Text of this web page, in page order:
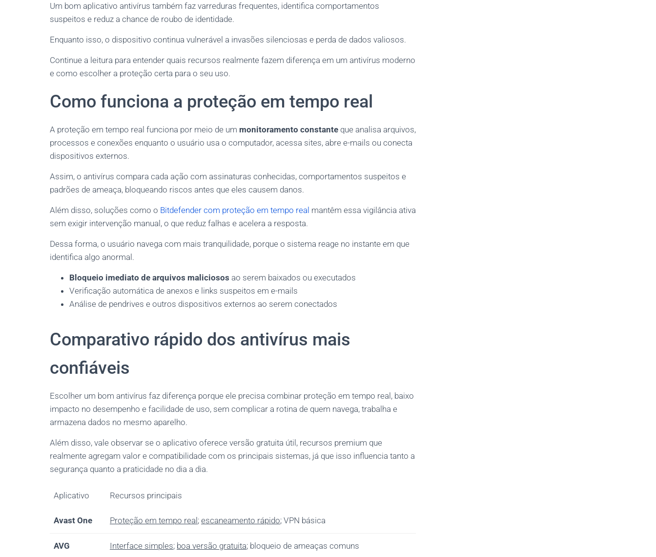
Um bom aplicativo antivírus também faz varreduras frequentes, identifica comportamentos
suspeitos e reduz a chance de roubo de identidade.
Enquanto isso, o dispositivo continua vulnerável a invasões silenciosas e perda de dados valiosos.
Continue a leitura para entender quais recursos realmente fazem diferença em um antivírus moderno
e como escolher a proteção certa para o seu uso.
Como funciona a proteção em tempo real
A proteção em tempo real funciona por meio de um monitoramento constante que analisa arquivos,
processos e conexões enquanto o usuário usa o computador, acessa sites, abre e-mails ou conecta
dispositivos externos.
Assim, o antivírus compara cada ação com assinaturas conhecidas, comportamentos suspeitos e
padrões de ameaça, bloqueando riscos antes que eles causem danos.
Além disso, soluções como o Bitdefender com proteção em tempo real mantêm essa vigilância ativa
sem exigir intervenção manual, o que reduz falhas e acelera a resposta.
Dessa forma, o usuário navega com mais tranquilidade, porque o sistema reage no instante em que
identifica algo anormal.
Bloqueio imediato de arquivos maliciosos ao serem baixados ou executados
Verificação automática de anexos e links suspeitos em e-mails
Análise de pendrives e outros dispositivos externos ao serem conectados
Comparativo rápido dos antivírus mais
confiáveis
Escolher um bom antivírus faz diferença porque ele precisa combinar proteção em tempo real, baixo
impacto no desempenho e facilidade de uso, sem complicar a rotina de quem navega, trabalha e
armazena dados no mesmo aparelho.
Além disso, vale observar se o aplicativo oferece versão gratuita útil, recursos premium que
realmente agregam valor e compatibilidade com os principais sistemas, já que isso influencia tanto a
segurança quanto a praticidade no dia a dia.
Aplicativo Recursos principais
Avast One Proteção em tempo real ; escaneamento rápido; VPN básica
AVG Interface simples; boa versão gratuita; bloqueio de ameaças comuns